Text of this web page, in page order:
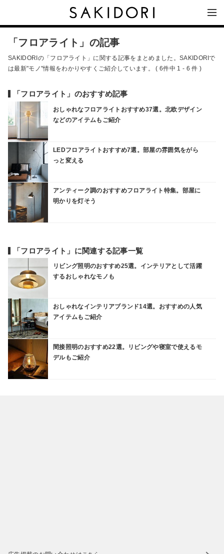
「フロアライト」の記事
SAKIDORIの「フロアライト」に関する記事をまとめました。SAKIDORIで
は最新"モノ"情報をわかりやすくご紹介しています。 ( 6件中 1 - 6 件 )
「フロアライト」のおすすめ記事
おしゃれなフロアライトおすすめ37選。北欧デザイン
などのアイテムもご紹介
LEDフロアライトおすすめ7選。部屋の雰囲気をがら
っと変える
アンティーク調のおすすめフロアライト特集。部屋に
明かりを灯そう
「フロアライト」に関連する記事一覧
リビング照明のおすすめ25選。インテリアとして活躍
するおしゃれなモノも
おしゃれなインテリアブランド14選。おすすめの人気
アイテムもご紹介
間接照明のおすすめ22選。リビングや寝室で使えるモ
デルもご紹介